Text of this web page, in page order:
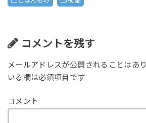
コメントを残す
メールアドレスが公開されることはあ
いる欄は必須項目です
コメント